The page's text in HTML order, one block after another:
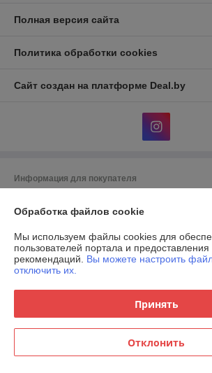
Полная версия сайта
Политика обработки cookies
Сайт создан на платформе Deal.by
Информация для покупателя
"Комфорт статус"
Регистрационный номер ЕГР: 193352140
УНП: 193352140
Регистрационный орган: Мингорисполком
Дата регистрации компании: 05.12.2019
Ссылка на свидетельство/лицензию
Местонахождение книги жалоб и предложений:
Обработка файлов cookie
Мы используем файлы cookies для
пользователей портала и
рекомендаций. Вы можете настроить
отключить их.
Принять
Отклонить